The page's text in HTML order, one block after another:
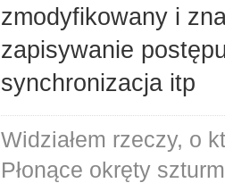
zmodyfikowany i
zapisywanie
synchronizacja itp
Widziałem rzeczy, o
Płonące okręty